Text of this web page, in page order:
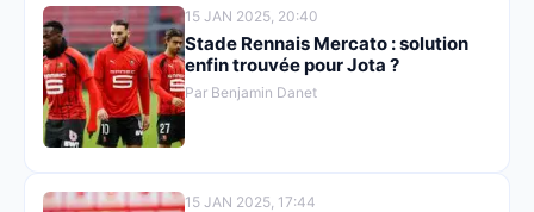
15 JAN 2025, 20:40
Stade Rennais Mercato : solution
enfin trouvée pour Jota ?
Par Benjamin Danet
15 JAN 2025, 17:44